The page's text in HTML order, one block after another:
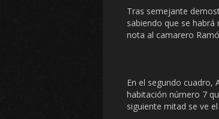
Tras semejante
sabiendo que se
nota al camarero
En el segundo cuadro,
habitación número 7
siguiente mitad se ve